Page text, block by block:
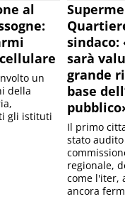
al
un
della
gli istituti
sindaco:
sarà
grande
base
Il primo
stato
regionale,
come l'iter,
ancora